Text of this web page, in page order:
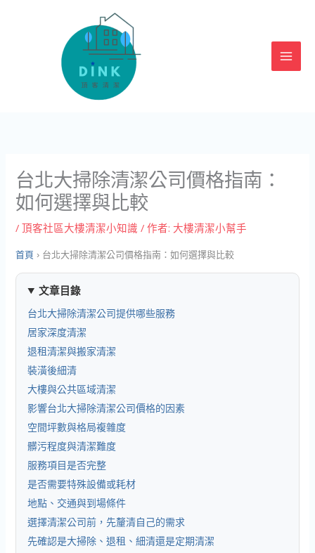
台北大掃除清潔公司價格指南：
如何選擇與比較
/頂客社區大樓清潔小知識 / 作者: 大樓清潔小幫手
首頁 › 台北大掃除清潔公司價格指南：如何選擇與比較
文章目錄
台北大掃除清潔公司提供哪些服務
居家深度清潔
退租清潔與搬家清潔
裝潢後細清
大樓與公共區域清潔
影響台北大掃除清潔公司價格的因素
空間坪數與格局複雜度
髒污程度與清潔難度
服務項目是否完整
是否需要特殊設備或耗材
地點、交通與到場條件
選擇清潔公司前，先釐清自己的需求
先確認是大掃除、退租、細清還是定期清潔